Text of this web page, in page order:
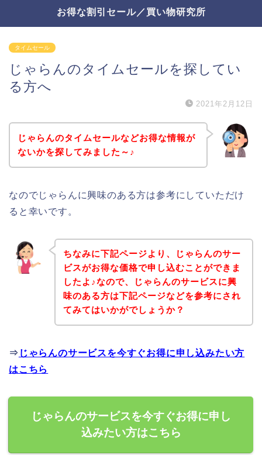
お得な割引セール／買い物研究所
タイムセール
じゃらんのタイムセールを探してい
る方へ
2021年2月12日
じゃらんのタイムセールなどお得な情報が
ないかを探してみました～♪
なのでじゃらんに興味のある方は参考にしていただけ
ると幸いです。
ちなみに下記ページより、じゃらんのサー
ビスがお得な価格で申し込むことができま
したよ♪なので、じゃらんのサービスに興
味のある方は下記ページなどを参考にされ
てみてはいかがでしょうか？
⇒ じゃらんのサービスを今すぐお得に申し込みたい方
はこちら
じゃらんのサービスを今すぐお得に申し
込みたい方はこちら